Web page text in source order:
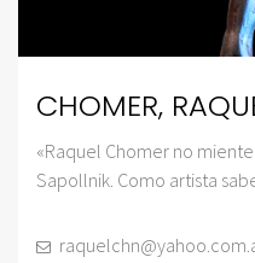
CHOMER,
«Raquel Chomer no
Sapollnik. Como artista